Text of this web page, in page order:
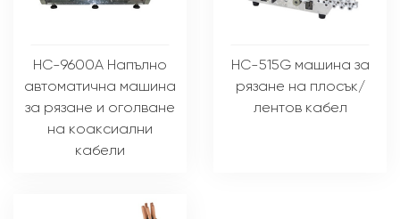
HC-9600A Напълно
автоматична машина
за рязане и оголване
на коаксиални
кабели
HC-515G машина за
рязане на плосък/
лентов кабел